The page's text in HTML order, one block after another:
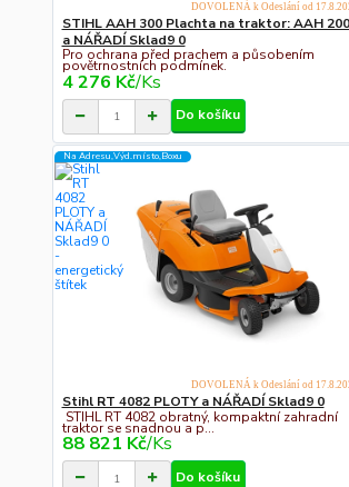
STIHL AAH 300 Plachta na traktor: AAH
a NÁŘADÍ Sklad9 0
Pro ochrana před prachem a působením
povětrnostních podmínek.
4 276 Kč/Ks
DOVOLENÁ k Odeslání od
Do košíku
Na Adresu,Výd.místo,Boxu
Stihl RT 4082 PLOTY a NÁŘADÍ Sklad9 0
STIHL RT 4082 obratný, kompaktní zahradní
traktor se snadnou a p...
88 821 Kč/Ks
DOVOLENÁ k Odeslání od
Do košíku